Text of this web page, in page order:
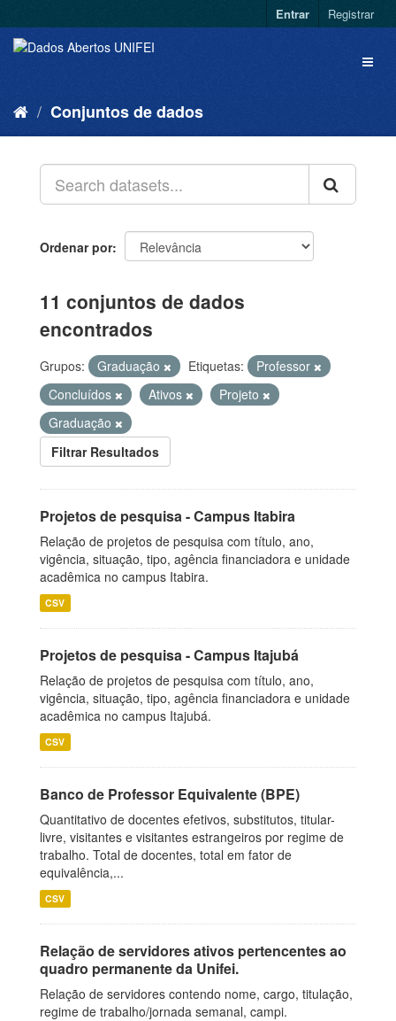
Entrar Registrar
Conjuntos de dados
Ordenar por
11 conjuntos de dados
encontrados
Grupos: Graduação Etiquetas:
Professor
Concluídos
Ativos
Projeto
Graduação
Filtrar Resultados
Projetos de pesquisa - Campus Itabira
Relação de projetos de pesquisa com título, ano,
vigência, situação, tipo, agência financiadora e unidade
acadêmica no campus Itabira.
CSV
Projetos de pesquisa - Campus Itajubá
Relação de projetos de pesquisa com título, ano,
vigência, situação, tipo, agência financiadora e unidade
acadêmica no campus Itajubá.
CSV
Banco de Professor Equivalente (BPE)
Quantitativo de docentes efetivos, substitutos, titular-
livre, visitantes e visitantes estrangeiros por regime de
trabalho. Total de docentes, total em fator de
equivalência,...
CSV
Relação de servidores ativos pertencentes ao
quadro permanente da Unifei.
Relação de servidores contendo nome, cargo, titulação,
regime de trabalho/jornada semanal, campi.